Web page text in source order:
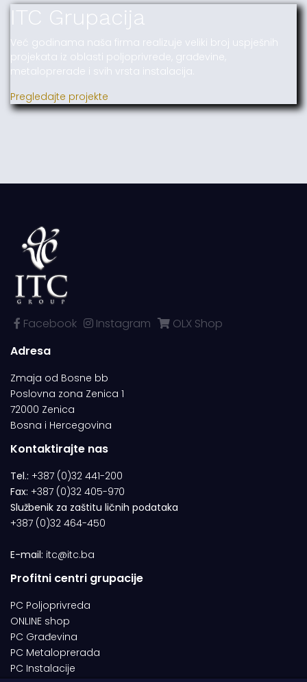
ITC Grupacija
Već godinama naša firma realizuje veliki broj uspješnih
projekata iz oblasti poljoprivrede, građevine,
metaloprerade i svih vrsta instalacija.
Pregledajte projekte
Facebook Instagram
OLX Shop
Adresa
Zmaja od Bosne bb
Poslovna zona Zenica 1
72000 Zenica
Bosna i Hercegovina
Kontaktirajte nas
Tel.: +387 (0)32 441-200
Fax: +387 (0)32 405-970
Službenik za zaštitu ličnih podataka
+387 (0)32 464-450
E-mail: itc@itc.ba
Profitni centri grupacije
PC Poljoprivreda
ONLINE shop
PC Građevina
PC Metaloprerada
PC Instalacije